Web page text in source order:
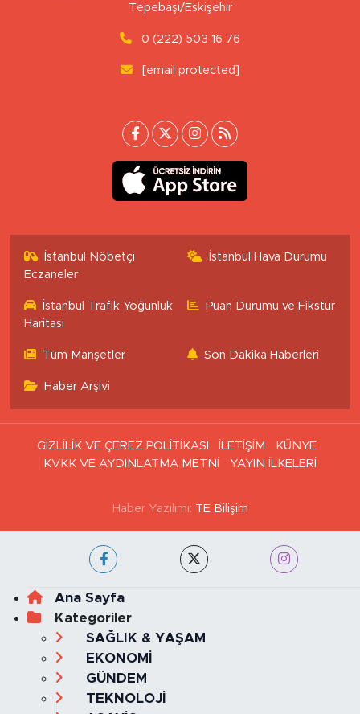
Tepebaşı/Eskişehir
0 (222) 503 16 76
[email protected]
İstanbul Nöbetçi
Eczaneler
İstanbul Hava Durumu
İstanbul Trafik Yoğunluk
Haritası
Puan Durumu ve Fikstür
Tüm Manşetler Son Dakika Haberleri
Haber Arşivi
GİZLİLİK VE ÇEREZ POLİTİKASI İLETİŞİM
KÜNYE
KVKK VE AYDINLATMA METNİ
YAYIN İLKELERİ
Haber Yazılımı: TE Bilişim
Ana Sayfa
Kategoriler
SAĞLIK & YAŞAM
EKONOMİ
GÜNDEM
TEKNOLOJİ